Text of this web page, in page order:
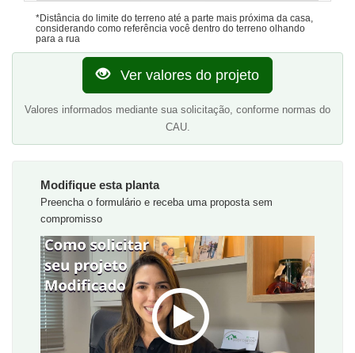
*Distância do limite do terreno até a parte mais próxima da casa,
considerando como referência você dentro do terreno olhando
para a rua
Ver valores do projeto
Valores informados mediante sua solicitação, conforme normas do
CAU.
Modifique esta planta
Preencha o formulário e receba uma proposta sem
compromisso